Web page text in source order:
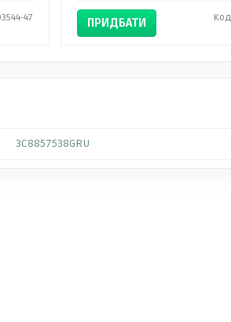
47 ПРИДБАТИ
3C8857538GRU